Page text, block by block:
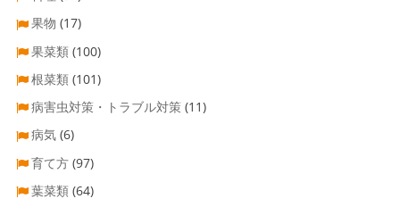
果物 (17)
果菜類 (100)
根菜類 (101)
病害虫対策・トラブル対策 (11)
病気 (6)
育て方 (97)
葉菜類 (64)